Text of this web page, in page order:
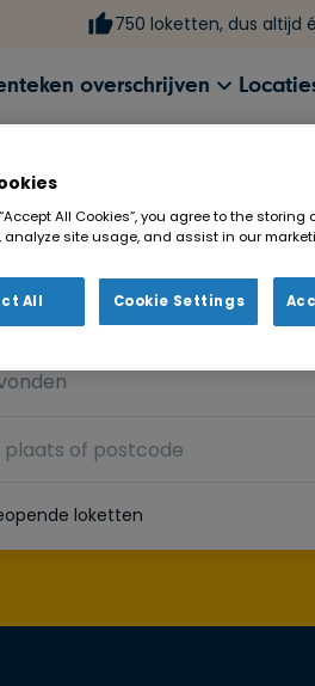
750 loketten, dus altijd
overschrijven
loketten
All Cookies”, you agree to the
site usage, and assist in our
All Cookie Settings